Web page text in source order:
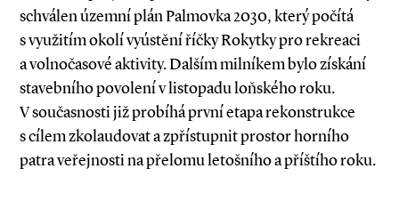
schválen územní plán Palmovka 2030, který počítá
s využitím okolí vyústění říčky Rokytky pro rekreaci
a volnočasové aktivity. Dalším milníkem bylo získání
stavebního povolení v listopadu loňského roku.
V současnosti již probíhá první etapa rekonstrukce
s cílem zkolaudovat a zpřístupnit prostor horního
patra veřejnosti na přelomu letošního a příštího roku.